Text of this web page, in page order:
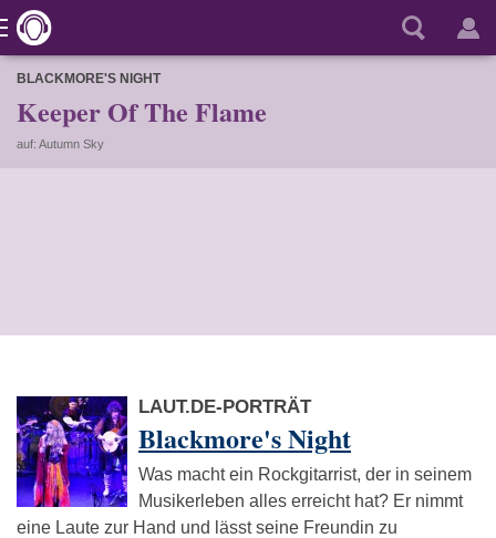
BLACKMORE'S NIGHT
Keeper Of The Flame
auf: Autumn Sky
LAUT.DE-PORTRÄT
Blackmore's Night
Was macht ein Rockgitarrist, der in seinem
Musikerleben alles erreicht hat? Er nimmt
eine Laute zur Hand und lässt seine Freundin zu